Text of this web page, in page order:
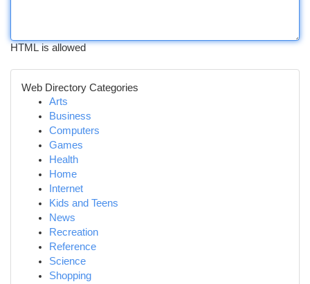
HTML is allowed
Web Directory Categories
Arts
Business
Computers
Games
Health
Home
Internet
Kids and Teens
News
Recreation
Reference
Science
Shopping